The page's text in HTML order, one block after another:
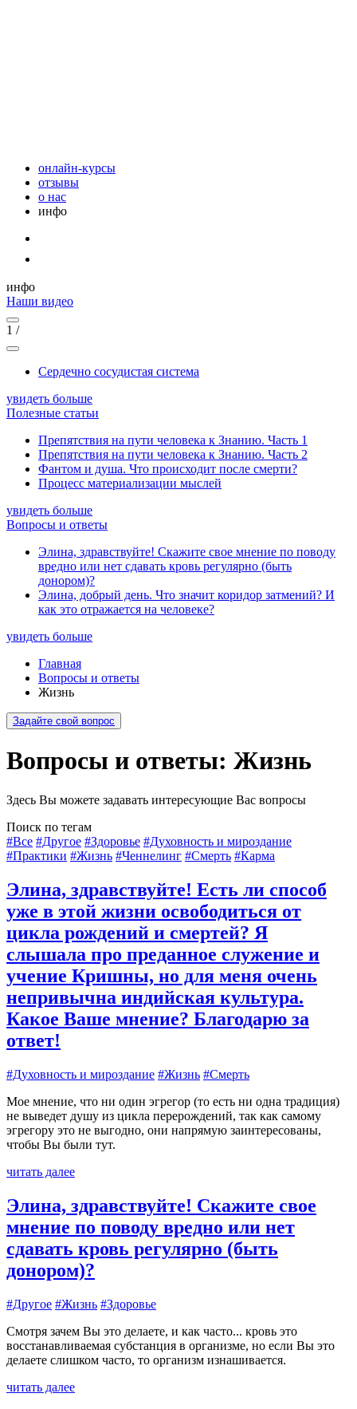
онлайн-курсы
отзывы
о нас
инфо
инфо
Наши видео
1 /
Сердечно сосудистая система
увидеть больше
Полезные статьи
Препятствия на пути человека к Знанию. Часть 1
Препятствия на пути человека к Знанию. Часть 2
Фантом и душа. Что происходит после смерти?
Процесс материализации мыслей
увидеть больше
Вопросы и ответы
Элина, здравствуйте! Скажите свое мнение по поводу
вредно или нет сдавать кровь регулярно (быть
донором)?
Элина, добрый день. Что значит коридор затмений? И
как это отражается на человеке?
увидеть больше
Главная
Вопросы и ответы
Жизнь
Задайте свой вопрос
Вопросы и ответы: Жизнь
Здесь Вы можете задавать интересующие Вас вопросы
Поиск по тегам
#Все #Другое #Здоровье #Духовность и мироздание
#Практики #Жизнь #Ченнелинг #Смерть #Карма
Элина, здравствуйте! Есть ли способ
уже в этой жизни освободиться от
цикла рождений и смертей? Я
слышала про преданное служение и
учение Кришны, но для меня очень
непривычна индийская культура.
Какое Ваше мнение? Благодарю за
ответ!
#Духовность и мироздание #Жизнь #Смерть
Мое мнение, что ни один эгрегор (то есть ни одна традиция)
не выведет душу из цикла перерождений, так как самому
эгрегору это не выгодно, они напрямую заинтересованы,
чтобы Вы были тут.
читать далее
Элина, здравствуйте! Скажите свое
мнение по поводу вредно или нет
сдавать кровь регулярно (быть
донором)?
#Другое #Жизнь #Здоровье
Смотря зачем Вы это делаете, и как часто... кровь это
восстанавливаемая субстанция в организме, но если Вы это
делаете слишком часто, то организм изнашивается.
читать далее